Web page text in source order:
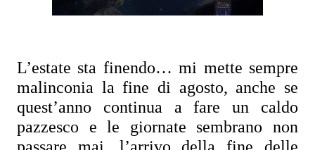
L’estate sta finendo… mi mette sempre
malinconia la fine di agosto, anche se
quest’anno continua a fare un caldo
pazzesco e le giornate sembrano non